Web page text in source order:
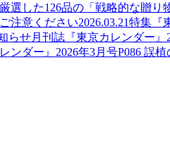
選した126品の「戦略的な贈り
注意ください2026.03.21特集
らせ月刊誌『東京カレンダー』
ンダー』2026年3月号P086 誤